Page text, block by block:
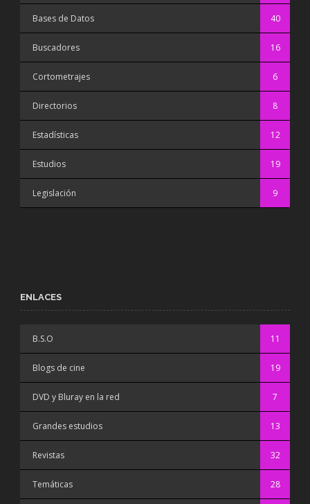
Bases de Datos 40
Buscadores 16
Cortometrajes 6
Directorios 8
Estadísticas 12
Estudios 19
Legislación 9
ENLACES
B.S.O 11
Blogs de cine 19
DVD y Bluray en la red 7
Grandes estudios 13
Revistas 32
Temáticas 28